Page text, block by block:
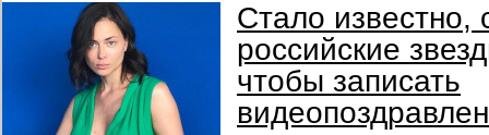
Стало известно,
российские
чтобы записать